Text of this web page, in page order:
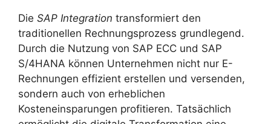
Die SAP Integration transformiert den
traditionellen Rechnungsprozess grundlegend.
Durch die Nutzung von SAP ECC und SAP
S/4HANA können Unternehmen nicht nur E-
Rechnungen effizient erstellen und versenden,
sondern auch von erheblichen
Kosteneinsparungen profitieren. Tatsächlich